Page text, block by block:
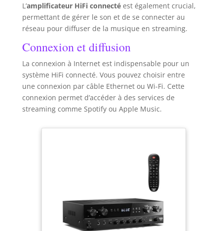
L’amplificateur HiFi connectéest également crucial,
permettant de gérer le son et de se connecter au
réseau pour diffuser de la musique en streaming.
Connexion et diffusion
La connexion à Internet est indispensable pour un
système HiFi connecté. Vous pouvez choisir entre
une connexion par câble Ethernet ou Wi-Fi. Cette
connexion permet d’accéder à des services de
streaming comme Spotify ou Apple Music.